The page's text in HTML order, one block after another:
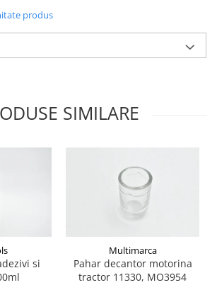
cabina
produs
SIMILARE
si
Multimarca
Pahar decantor motorina
tractor 11330, MO3954